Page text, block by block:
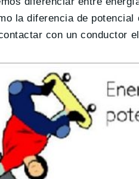
la diferencia de
con un conductor